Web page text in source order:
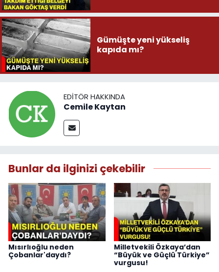
Gümüşte yeni yükseliş
kapıda mı?
EDITÖR HAKKINDA
Cemile Kaytan
Bunlar da ilginizi çekebilir
Mısırlıoğlu neden
Çobanlar'daydı?
Milletvekili Özkaya’dan
“Büyük ve Güçlü Türkiye”
vurgusu!